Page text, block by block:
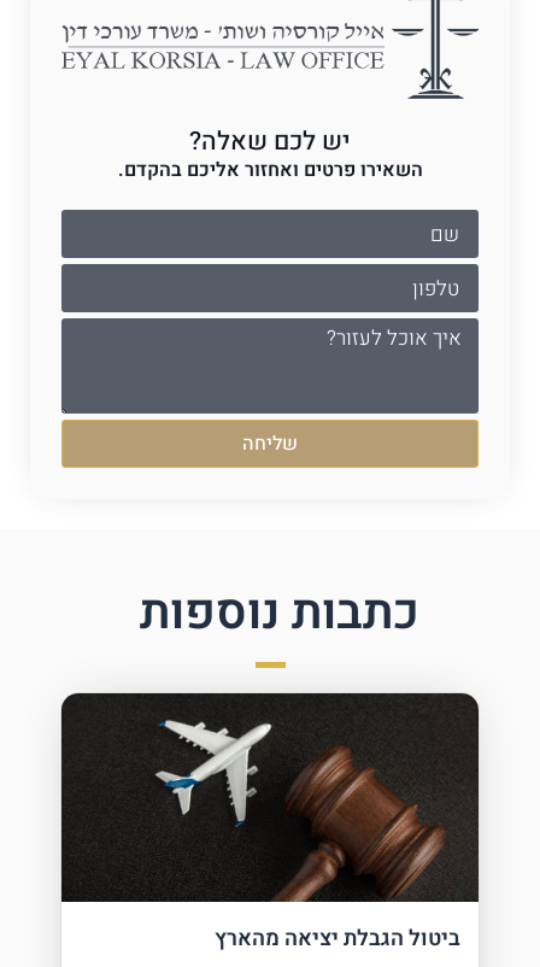
יש לכם שאלה?
השאירו פרטים ואחזור אליכם בהקדם.
שליחה
כתבות נוספות
ביטול הגבלת יציאה מהארץ